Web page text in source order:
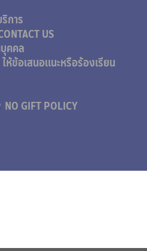
ริการ
US
คคล
ให้ข้อเสนอแนะหรือร้องเรียน
NO GIFT POLICY